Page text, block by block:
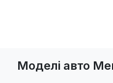
Моделі авто